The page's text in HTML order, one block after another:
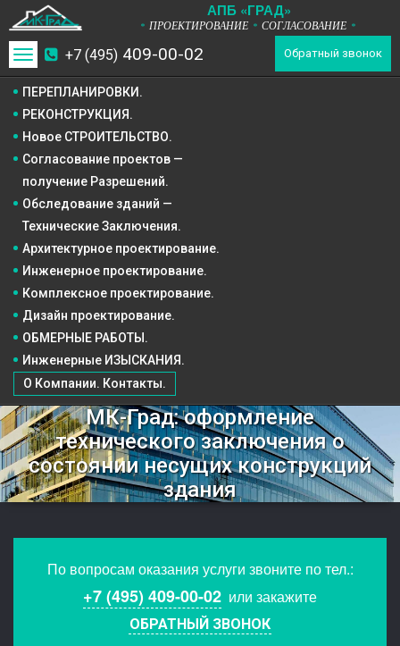
АПБ «ГРАД»
* ПРОЕКТИРОВАНИЕ * СОГЛАСОВАНИЕ *
+7 (495) 409-00-02 Обратный звонок
Toggle
navigation
ПЕРЕПЛАНИРОВКИ.
РЕКОНСТРУКЦИЯ.
Новое СТРОИТЕЛЬСТВО.
ОБМЕРНЫЕ РАБОТЫ.
Инженерные ИЗЫСКАНИЯ.
О Компании. Контакты.
Согласование проектов —
получение Разрешений.
Обследование зданий —
Технические Заключения.
Архитектурное проектирование.
Инженерное проектирование.
Комплексное проектирование.
Дизайн проектирование.
МК-Град: оформление
технического заключения о
состоянии несущих конструкций
здания
По вопросам оказания услуги звоните по тел.:
+7 (495) 409-00-02 или закажите
ОБРАТНЫЙ ЗВОНОК